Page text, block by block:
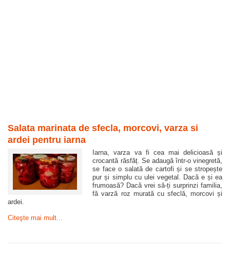
Salata marinata de sfecla, morcovi, varza si
ardei pentru iarna
Iarna, varza va fi cea mai delicioasă și
crocantă răsfăț. Se adaugă într-o vinegretă,
se face o salată de cartofi și se stropește
pur și simplu cu ulei vegetal. Dacă e și ea
frumoasă? Dacă vrei să-ți surprinzi familia,
fă varză roz murată cu sfeclă, morcovi și
ardei.
Citeşte mai mult...